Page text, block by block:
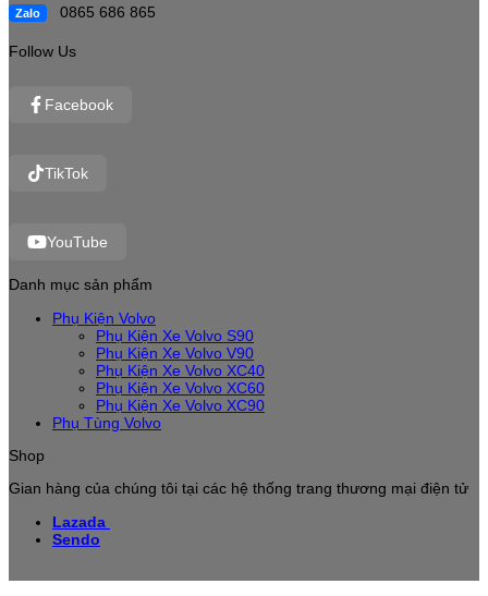
Zalo 0865 686 865
Follow Us
Facebook
TikTok
YouTube
Danh mục sản phẩm
Phụ Kiện Volvo
Phụ Kiện Xe Volvo S90
Phụ Kiện Xe Volvo V90
Phụ Kiện Xe Volvo XC40
Phụ Kiện Xe Volvo XC60
Phụ Kiện Xe Volvo XC90
Phụ Tùng Volvo
Shop
Gian hàng của chúng tôi tại các hệ thống trang thương mại điện tử
Lazada
Sendo